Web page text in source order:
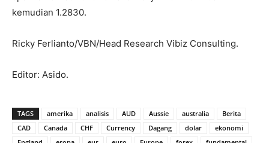
kemudian 1.2830.
Ricky Ferlianto/VBN/Head Research Vibiz Consulting.
Editor: Asido.
TAGS amerika analisis AUD Aussie australia
Berita
CAD
Canada CHF Currency Dagang dolar
ekonomi